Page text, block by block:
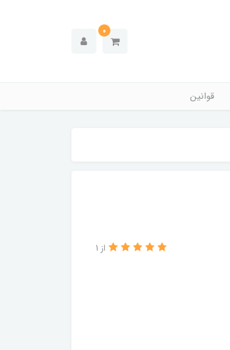
0
قوانین
از 1